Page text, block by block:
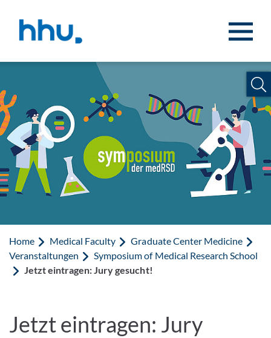
Home Medical Faculty
Graduate Center Medicine
Veranstaltungen
Symposium of Medical Research School
Jetzt eintragen: Jury gesucht!
Jetzt eintragen: Jury